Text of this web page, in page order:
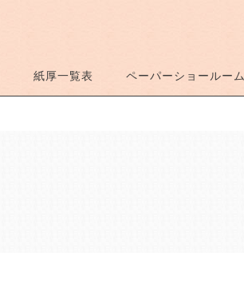
紙厚一覧表 ペーパーショールーム